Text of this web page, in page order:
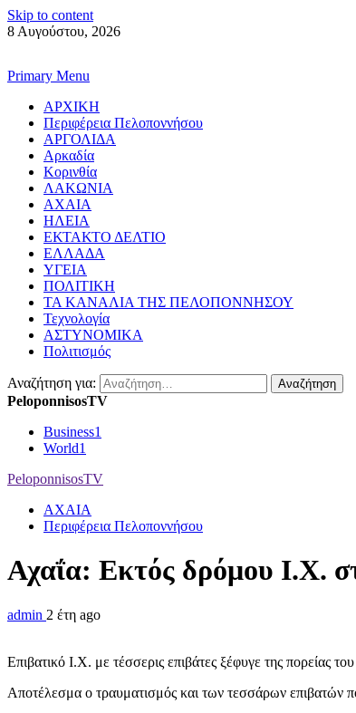
Skip to content
8 Αυγούστου, 2026
Primary Menu
ΑΡΧΙΚΗ
Περιφέρεια Πελοποννήσου
ΑΡΓΟΛΙΔΑ
Αρκαδία
Κορινθία
ΛΑΚΩΝΙΑ
ΑΧΑΙΑ
ΗΛΕΙΑ
ΕΚΤΑΚΤΟ ΔΕΛΤΙΟ
ΕΛΛΑΔΑ
ΥΓΕΙΑ
ΠΟΛΙΤΙΚΗ
ΤΑ ΚΑΝΑΛΙΑ ΤΗΣ ΠΕΛΟΠΟΝΝΗΣΟΥ
Τεχνολογία
ΑΣΤΥΝΟΜΙΚΑ
Πολιτισμός
Αναζήτηση για:
PeloponnisosTV
Business1
World1
PeloponnisosTV
ΑΧΑΙΑ
Περιφέρεια Πελοποννήσου
Αχαΐα: Εκτός δρόμου Ι.Χ.
admin 2 έτη ago
Επιβατικό Ι.Χ. με τέσσερις επιβάτες ξέφυγε της πορείας
Αποτέλεσμα ο τραυματισμός και των τεσσάρων